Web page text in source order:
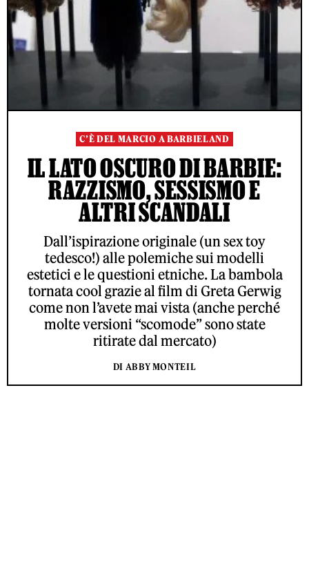
C’È DEL MARCIO A BARBIELAND
IL LATO OSCURO DI BARBIE:
RAZZISMO, SESSISMO E
ALTRI SCANDALI
Dall’ispirazione originale (un sex toy
tedesco!) alle polemiche sui modelli
estetici e le questioni etniche. La bambola
tornata cool grazie al film di Greta Gerwig
come non l’avete mai vista (anche perché
molte versioni “scomode” sono state
ritirate dal mercato)
DI ABBY MONTEIL